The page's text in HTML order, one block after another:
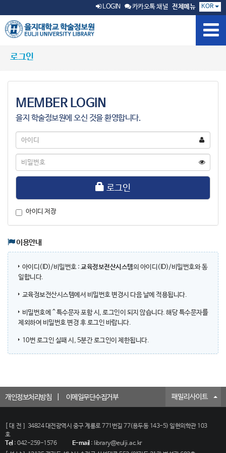
LOGIN 카카오톡 채널 전체메뉴 KOR
로그인
MEMBER LOGIN
을지 학술정보원에 오신 것을 환영합니다.
아
디
비
번
로그인
아이디 저장
이용안내
아이디(ID)/비밀번호 : 교육정보전산시스템의 아이디(ID)/비밀번호와 동
일합니다.
교육정보전산시스템에서 비밀번호 변경시 다음 날에 적용됩니다.
비밀번호에 ^ 특수문자 포함 시, 로그인이 되지 않습니다. 해당 특수문자를
제외하여 비밀번호 변경 후 로그인 바랍니다.
10번 로그인 실패 시, 5분간 로그인이 제한됩니다.
개인정보처리방침 이메일무단수집거부 패밀리사이트
[대전]
34824 대전광역시 중구 계룡로 771번길 77(용두동 143-5) 일현의학관 103
호
Tel: 042-259-1576 E-mail: library@eulji.ac.kr